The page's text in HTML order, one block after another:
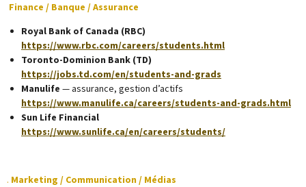
Finance / Banque / Assurance
Royal Bank of Canada (RBC)
https://www.rbc.com/careers/students.html
Toronto-Dominion Bank (TD)
https://jobs.td.com/en/students-and-grads
Manulife — assurance, gestion d’actifs
https://www.manulife.ca/careers/students-and-grads.html
Sun Life Financial
https://www.sunlife.ca/en/careers/students/
. Marketing / Communication / Médias